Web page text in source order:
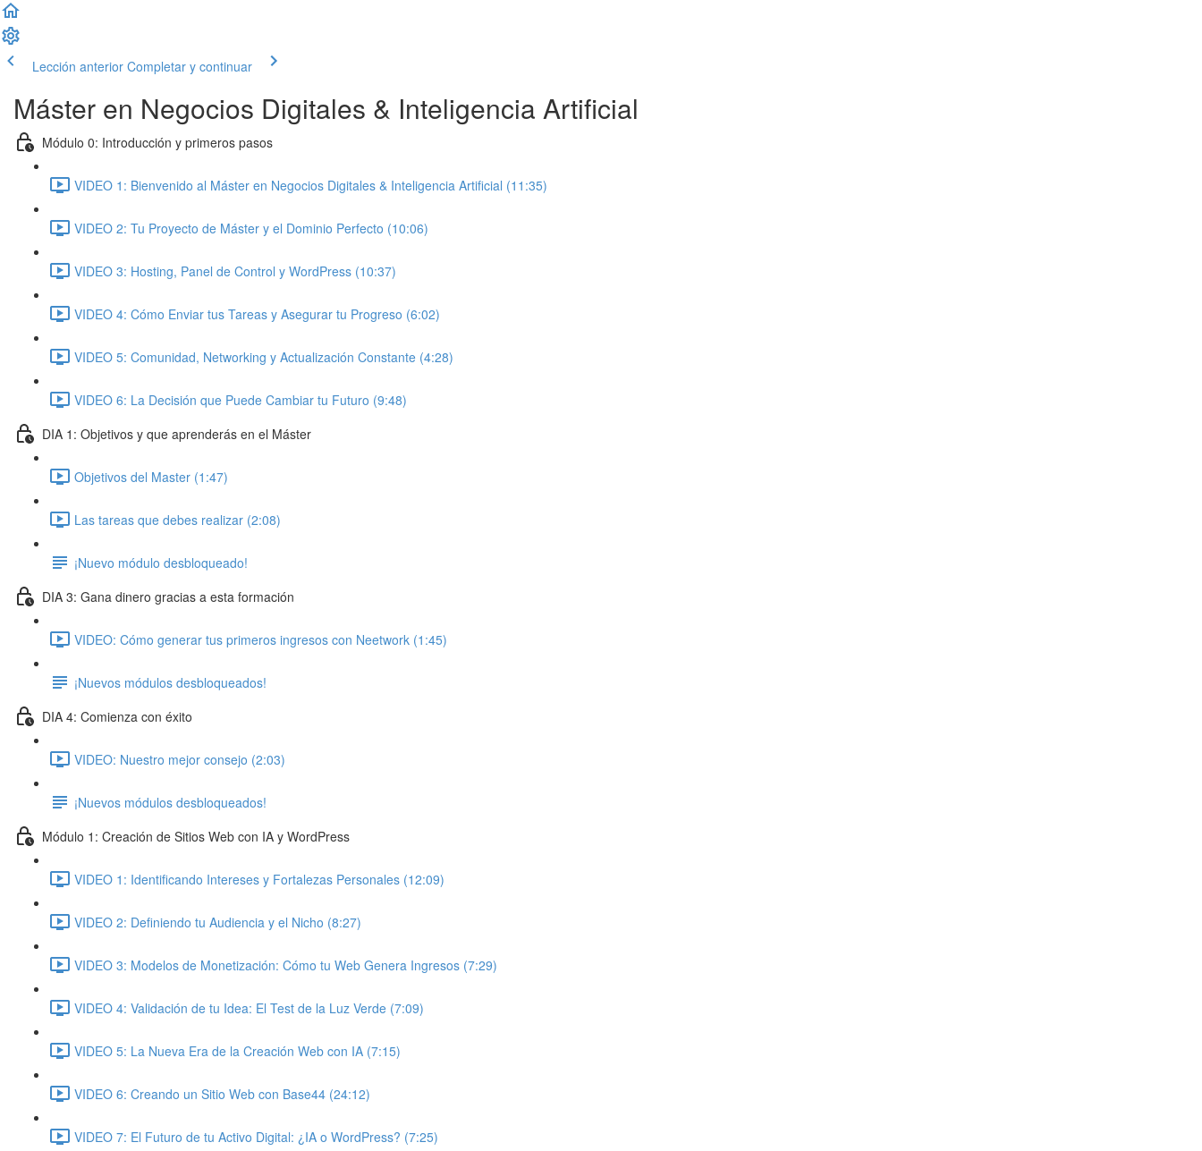
Lección anterior Completar y continuar
Máster en Negocios Digitales & Inteligencia Artificial
Módulo 0: Introducción y primeros pasos
VIDEO 1: Bienvenido al Máster en Negocios Digitales & Inteligencia Artificial (11:35)
VIDEO 2: Tu Proyecto de Máster y el Dominio Perfecto (10:06)
VIDEO 3: Hosting, Panel de Control y WordPress (10:37)
VIDEO 4: Cómo Enviar tus Tareas y Asegurar tu Progreso (6:02)
VIDEO 5: Comunidad, Networking y Actualización Constante (4:28)
VIDEO 6: La Decisión que Puede Cambiar tu Futuro (9:48)
DIA 1: Objetivos y que aprenderás en el Máster
Objetivos del Master (1:47)
Las tareas que debes realizar (2:08)
¡Nuevo módulo desbloqueado!
DIA 3: Gana dinero gracias a esta formación
VIDEO: Cómo generar tus primeros ingresos con Neetwork (1:45)
¡Nuevos módulos desbloqueados!
DIA 4: Comienza con éxito
VIDEO: Nuestro mejor consejo (2:03)
¡Nuevos módulos desbloqueados!
Módulo 1: Creación de Sitios Web con IA y WordPress
VIDEO 1: Identificando Intereses y Fortalezas Personales (12:09)
VIDEO 2: Definiendo tu Audiencia y el Nicho (8:27)
VIDEO 3: Modelos de Monetización: Cómo tu Web Genera Ingresos (7:29)
VIDEO 4: Validación de tu Idea: El Test de la Luz Verde (7:09)
VIDEO 5: La Nueva Era de la Creación Web con IA (7:15)
VIDEO 6: Creando un Sitio Web con Base44 (24:12)
VIDEO 7: El Futuro de tu Activo Digital: ¿IA o WordPress? (7:25)